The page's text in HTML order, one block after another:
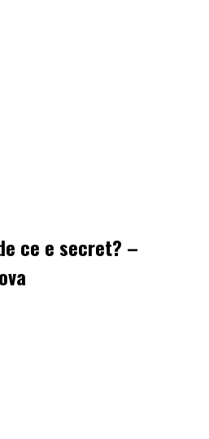
ce e secret? –